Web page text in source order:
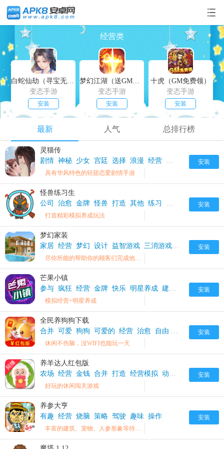
经营类
白蛇仙劫（寻宝无限真充）
变态手游
安装
梦幻江湖（送GM特权）
变态手游
安装
十虎（GM免费领）
变态手游
安装
最新 人气 总排行榜
安装
灵猫传
剧情 神秘 少女 宫廷 选择 浪漫 经营 恋爱
具有华风特色的轻甜恋爱剧情手游
安装
怪兽练习生
公司
治愈 金牌 怪兽 打造 其他 练习 实时
打造精彩模拟养成玩法
安装
梦幻家装
家居 经营 梦幻 设计 益智游戏 三消游戏 大师 帮助
尽你所能的帮助你的顾客们完成他们的房屋改造
安装
芒果小镇
参与 疯狂 经营 金牌 快乐 明星养成 建设
模拟经营+明星养成
安装
全民养狗狗下载
合并 可爱 狗狗 可爱的 经营 治愈 自由 宠物养成
休闲不伤脑，没WIFI也能玩一天
安装
养羊达人红包版
农场 经营 金钱 合并 打造 经营模拟 动物
好玩的休闲闯关游戏
安装
养参大亨
有趣 经营 烧脑 策略 驾驶 趣味 操作
丰富的建筑、宠物、人参形象等待您的收集